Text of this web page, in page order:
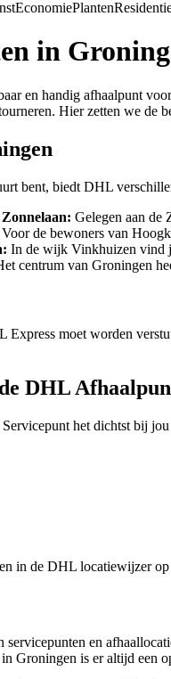
EconomiePlanten
in
en handig afhaalpunt
Hier zetten we
bent, biedt DHL
Gelegen aan de
Voor de bewoners van
In de wijk Vinkhuizen vind
centrum van Groningen
Express moet worden
DHL
het dichtst bij
in de DHL locatiewijzer
en
Groningen is er altijd een